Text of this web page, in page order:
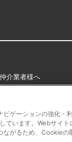
介業者様へ
ビゲーションの強化・
ています。Webサイト
ながるため、Cookieの